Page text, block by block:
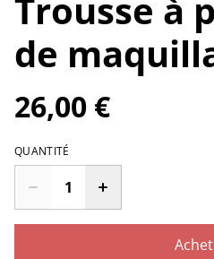
Trousse à
de
26,00 €
QUANTITÉ